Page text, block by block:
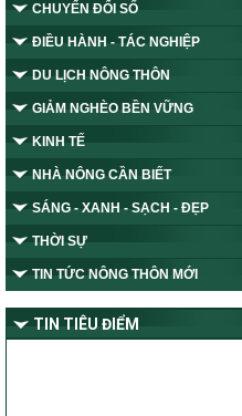
CHUYỂN ĐỔI SỐ
ĐIỀU HÀNH - TÁC NGHIỆP
DU LỊCH NÔNG THÔN
GIẢM NGHÈO BỀN VỮNG
KINH TẾ
NHÀ NÔNG CẦN BIẾT
SÁNG - XANH - SẠCH - ĐẸP
THỜI SỰ
TIN TỨC NÔNG THÔN MỚI
TIN TIÊU ĐIỂM